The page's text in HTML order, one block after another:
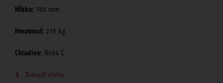
Hĺbka: 703 mm
Hmotnosť: 275 kg
Chladivo: R454 C
Zobraziť všetko